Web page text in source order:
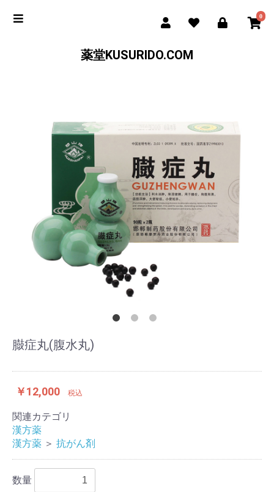
0
薬堂KUSURIDO.COM
臌症丸(腹水丸)
￥12,000 税込
関連カテゴリ
漢方薬
漢方薬 ＞ 抗がん剤
数量